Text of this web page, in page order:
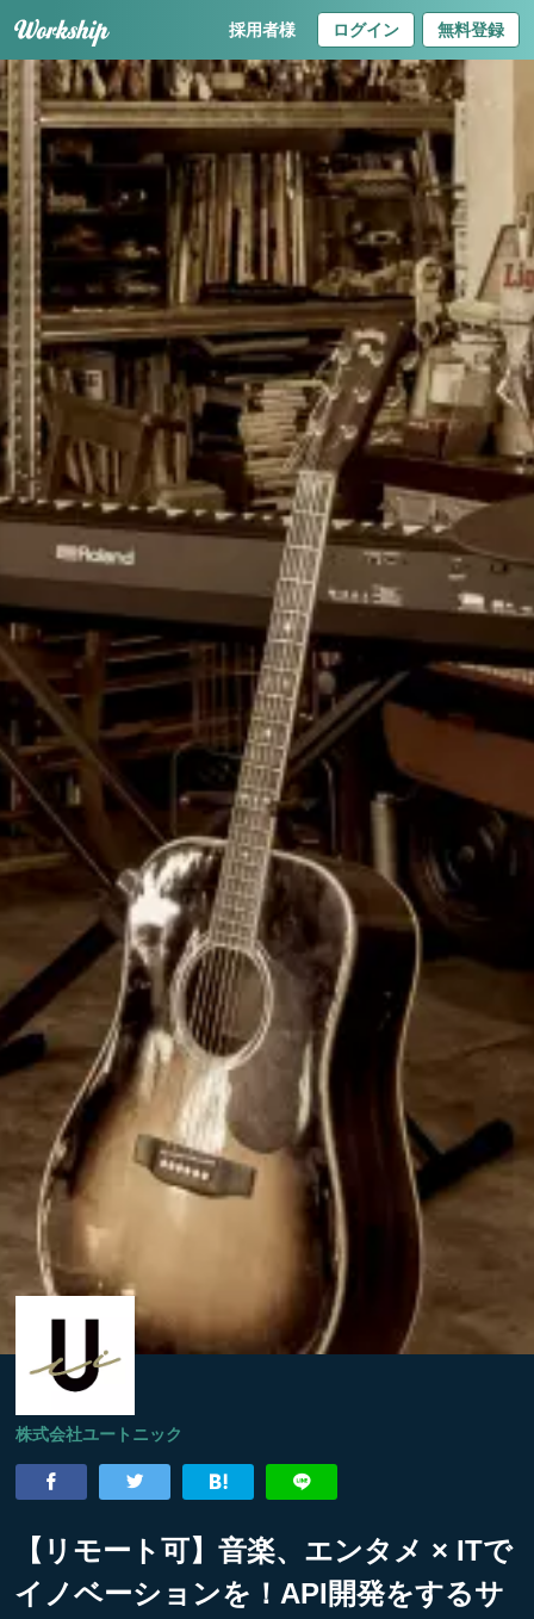
採用者様 ログイン 無料登録
株式会社ユートニック
【リモート可】音楽、エンタメ × ITで
イノベーションを！API開発をするサ